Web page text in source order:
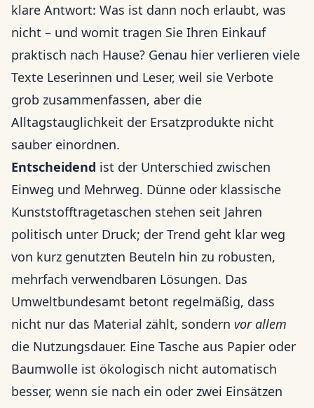
klare Antwort: Was ist dann noch erlaubt, was
nicht – und womit tragen Sie Ihren Einkauf
praktisch nach Hause? Genau hier verlieren viele
Texte Leserinnen und Leser, weil sie Verbote
grob zusammenfassen, aber die
Alltagstauglichkeit der Ersatzprodukte nicht
sauber einordnen.
Entscheidend ist der Unterschied zwischen
Einweg und Mehrweg. Dünne oder klassische
Kunststofftragetaschen stehen seit Jahren
politisch unter Druck; der Trend geht klar weg
von kurz genutzten Beuteln hin zu robusten,
mehrfach verwendbaren Lösungen. Das
Umweltbundesamt betont regelmäßig, dass
nicht nur das Material zählt, sondern vor allem
die Nutzungsdauer. Eine Tasche aus Papier oder
Baumwolle ist ökologisch nicht automatisch
besser, wenn sie nach ein oder zwei Einsätzen